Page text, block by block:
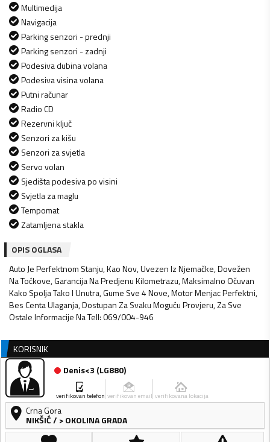
Multimedija
Navigacija
Parking senzori - prednji
Parking senzori - zadnji
Podesiva dubina volana
Podesiva visina volana
Putni računar
Radio CD
Rezervni ključ
Senzori za kišu
Senzori za svjetla
Servo volan
Sjedišta podesiva po visini
Svjetla za maglu
Tempomat
Zatamljena stakla
OPIS OGLASA
Auto Je Perfektnom Stanju, Kao Nov, Uvezen Iz Njemačke, Dovežen
Na Toćkove, Garancija Na Predjenu Kilometrazu, Maksimalno Očuvan
Kako Spolja Tako I Unutra, Gume Sve 4 Nove, Motor Menjac Perfektni,
Bes Centa Ulaganja, Dostupan Za Svaku Moguću Provjeru, Za Sve
Ostale Informacije Na Tell: 069/004-946
KORISNIK
Denis<3 (LG880)
verifikovan telefon verifikovan email verifikovana lokacija
Crna Gora
NIKŠIĆ/ > OKOLINA GRADA